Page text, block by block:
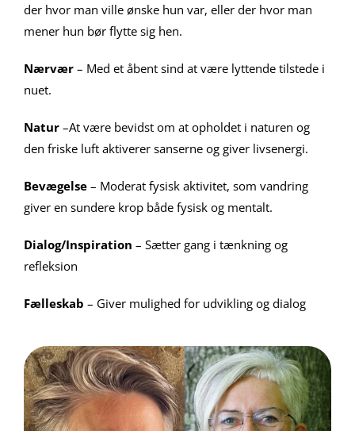
der hvor man ville ønske hun var, eller der hvor man
mener hun bør flytte sig hen.
Nærvær– Med et åbent sind at være lyttende tilstede i
nuet.
Natur–At være bevidst om at opholdet i naturen og
den friske luft aktiverer sanserne og giver livsenergi.
Bevægelse– Moderat fysisk aktivitet, som vandring
giver en sundere krop både fysisk og mentalt.
Dialog/Inspiration – Sætter gang i tænkning og
refleksion
Fælleskab – Giver mulighed for udvikling og dialog